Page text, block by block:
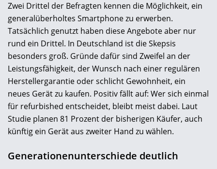
Zwei Drittel der Befragten kennen die Möglichkeit, ein
generalüberholtes Smartphone zu erwerben.
Tatsächlich genutzt haben diese Angebote aber nur
rund ein Drittel. In Deutschland ist die Skepsis
besonders groß. Gründe dafür sind Zweifel an der
Leistungsfähigkeit, der Wunsch nach einer regulären
Herstellergarantie oder schlicht Gewohnheit, ein
neues Gerät zu kaufen. Positiv fällt auf: Wer sich einmal
für refurbished entscheidet, bleibt meist dabei. Laut
Studie planen 81 Prozent der bisherigen Käufer, auch
künftig ein Gerät aus zweiter Hand zu wählen.
Generationenunterschiede deutlich